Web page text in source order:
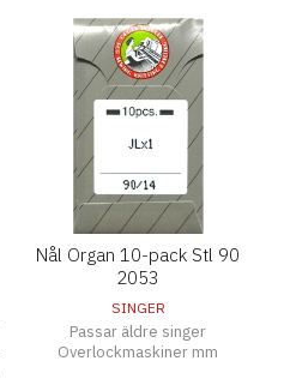
Nål Organ 10-pack Stl 90
2053
SINGER
Passar äldre singer
Overlockmaskiner mm